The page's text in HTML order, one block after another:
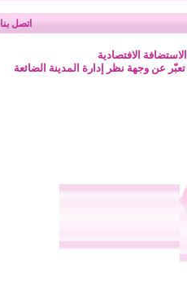
اتصل بنا
الافتصادية
عن وجهة نظر إدارة المدينة الضائعة